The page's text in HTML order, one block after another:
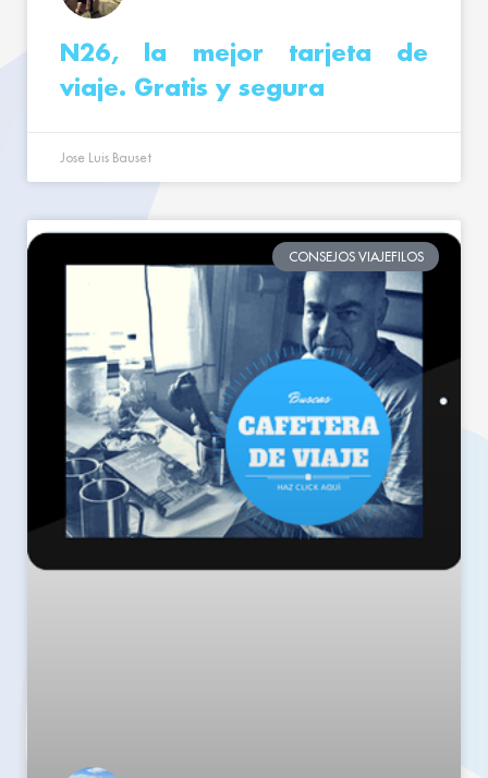
N26, la mejor tarjeta de
viaje. Gratis y segura
Jose Luis Bauset
CONSEJOS VIAJEFILOS